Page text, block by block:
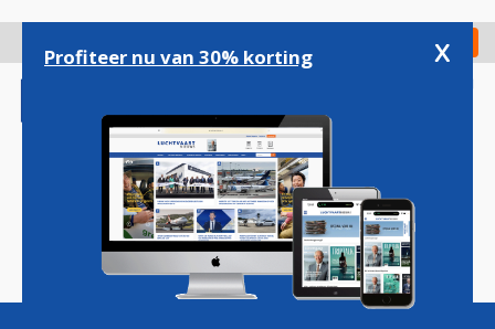
gaan
Check in
Magazine Podcasts Vacatures
Profiteer nu van 30% korting x